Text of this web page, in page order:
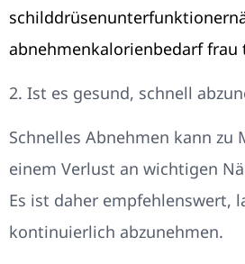
schilddrüsenunterfunktion
abnehmenkalorienbedarf frau
2. Ist es gesund, schnell
Schnelles Abnehmen kann zu
einem Verlust an wichtigen
Es ist daher empfehlenswert,
kontinuierlich abzunehmen.